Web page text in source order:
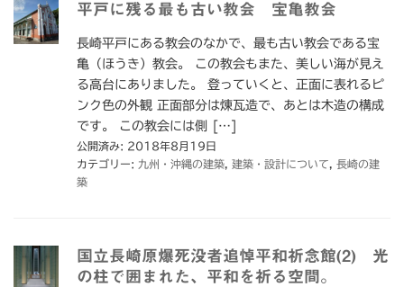
平戸に残る最も古い教会 宝亀教会
長崎平戸にある教会のなかで、最も古い教会である宝
亀（ほうき）教会。 この教会もまた、美しい海が見え
る高台にありました。 登っていくと、正面に表れるピ
ンク色の外観 正面部分は煉瓦造で、あとは木造の構成
です。 この教会には側 […]
公開済み: 2018年8月19日
カテゴリー: 九州・沖縄の建築 建築・設計について
長崎の建
築
国立長崎原爆死没者追悼平和祈念館(2) 光
の柱で囲まれた、平和を祈る空間。